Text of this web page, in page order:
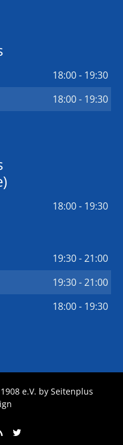
18:00 - 19:30
18:00 - 19:30
18:00 - 19:30
19:30 - 21:00
19:30 - 21:00
18:00 - 19:30
e.V. by Seitenplus